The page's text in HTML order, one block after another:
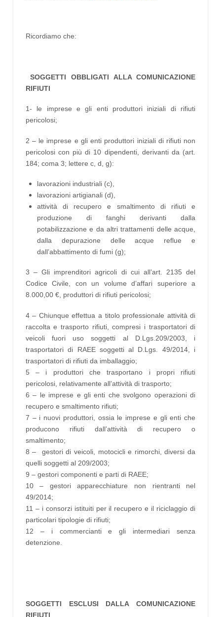
Ricordiamo che:
SOGGETTI OBBLIGATI ALLA COMUNICAZIONE
RIFIUTI
1- le imprese e gli enti produttori iniziali di rifiuti
pericolosi;
2 – le imprese e gli enti produttori iniziali di rifiuti non
pericolosi con più di 10 dipendenti, derivanti da (art.
184; coma 3; lettere c, d, g):
lavorazioni industriali (c),
lavorazioni artigianali (d),
attività di recupero e smaltimento di rifiuti e
produzione di fanghi derivanti dalla
potabilizzazione e da altri trattamenti delle acque,
dalla depurazione delle acque reflue e
dall’abbattimento di fumi (g);
3 – Gli imprenditori agricoli di cui all’art. 2135 del
Codice Civile, con un volume d’affari superiore a
8.000,00 €, produttori di rifiuti pericolosi;
4 – Chiunque effettua a titolo professionale attività di
raccolta e trasporto rifiuti, compresi i trasportatori di
veicoli fuori uso soggetti al D.Lgs.209/2003, i
trasportatori di RAEE soggetti al D.Lgs. 49/2014, i
trasportatori di rifiuti da imballaggio;
5 – i produttori che trasportano i propri rifiuti
pericolosi, relativamente all’attività di trasporto;
6 – le imprese e gli enti che svolgono operazioni di
recupero e smaltimento rifiuti;
7 – i nuovi produttori, ossia le imprese e gli enti che
producono rifiuti dall’attività di recupero o
smaltimento;
8 – gestori di veicoli, motocicli e rimorchi, diversi da
quelli soggetti al 209/2003;
9 – gestori componenti e parti di RAEE;
10 – gestori apparecchiature non rientranti nel
49/2014;
11 – i consorzi istituiti per il recupero e il riciclaggio di
particolari tipologie di rifiuti;
12 – i commercianti e gli intermediari senza
detenzione.
SOGGETTI ESCLUSI DALLA COMUNICAZIONE
RIFIUTI